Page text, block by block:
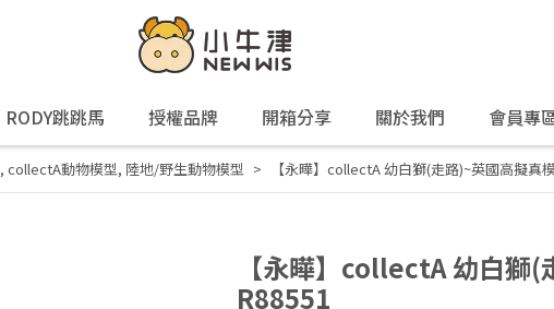
RODY跳跳馬 授權品牌 開箱分享 關於我們 會員專
, collectA動物模型, 陸地/野生動物模型 【永曄】collectA 幼白獅(走路)~英國高擬真
【永曄】collectA 幼白獅
R88551